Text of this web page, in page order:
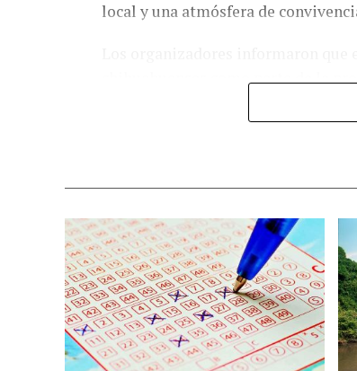
local y una atmósfera de
chihuahuenses como parte de la
diversas experiencias para los
adquirir sus boletos con
Nota: Al concluir sus actividades,
ciudad de Chihuahua, degustando